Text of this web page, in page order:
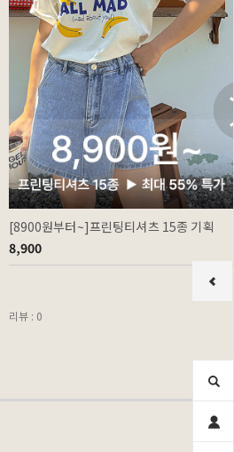
[8900원부터~]프린팅티셔츠 15종 기획
8,900
리뷰 : 0